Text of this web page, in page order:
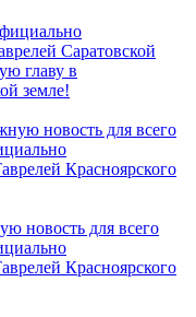
Саратовской
главу в
земле!
новость для всего
Красноярского